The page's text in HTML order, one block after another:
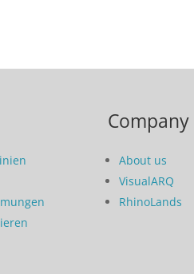
Company
About us
VisualARQ
RhinoLands